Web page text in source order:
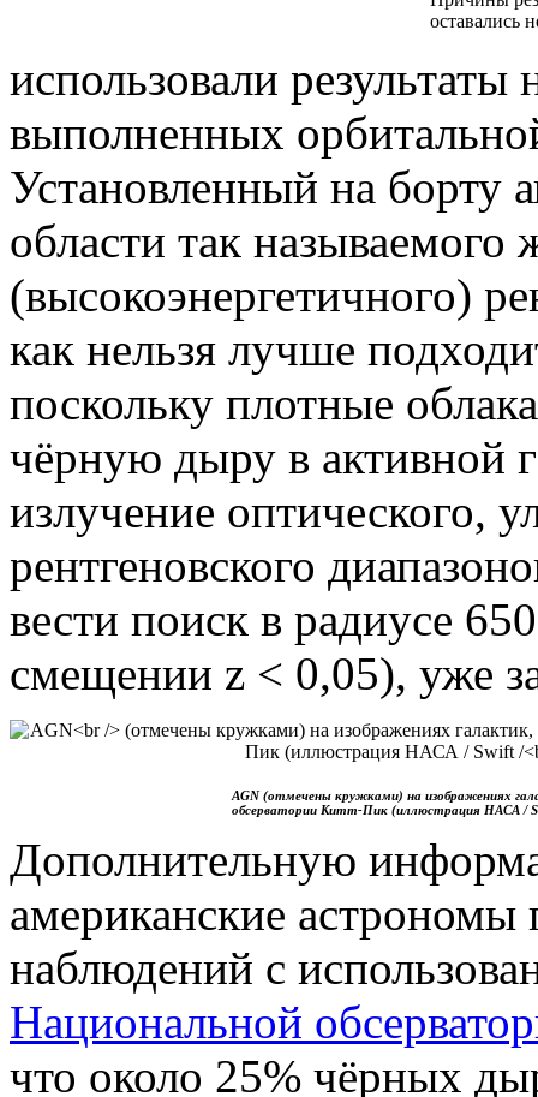
оставались
использовали
выполненных
Установленный на борту
области так называемого
(высокоэнергетичного)
как нельзя лучше
поскольку плотные
чёрную дыру в активной
излучение оптического,
рентгеновского
вести поиск в радиусе
смещении z < 0,05), уже
AGN (отмечены кружками) на изображениях
обсерватории Китт-Пик (иллюстрация НАСА /
Дополнительную
американские астрономы
наблюдений с
Национальной
что около 25% чёрных